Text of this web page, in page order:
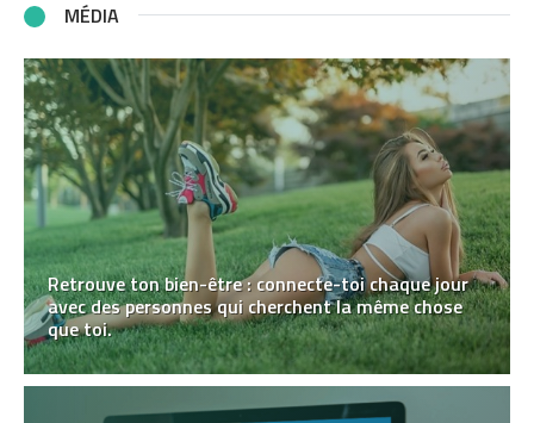
MÉDIA
Retrouve ton bien-être : connecte-toi chaque jour
avec des personnes qui cherchent la même chose
que toi.